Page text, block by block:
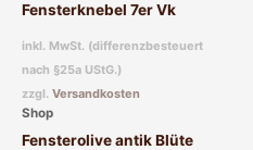
inkl. MwSt. (differenzbesteuert
nach §25a UStG.)
zzgl. Versandkosten
Shop
Fensterolive antik Blüte